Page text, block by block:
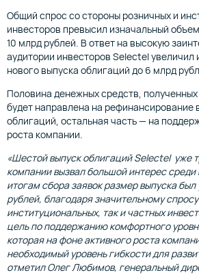
Общий спрос со стороны розничных и
инвесторов превысил изначальный
10 млрд рублей. В ответ на высокую
аудитории инвесторов Selectel увеличил
нового выпуска облигаций до 6 млрд
Половина денежных средств,
будет направлена на рефинансирование
облигаций, остальная часть — на
роста компании.
«Шестой выпуск облигаций Selectel уже
компании вызвал большой интерес среди
итогам сбора заявок размер выпуска
рублей, благодаря значительному
институциональных, так и частных
цель по поддержанию комфортного
которая на фоне активного роста
необходимый уровень гибкости для
отметил Олег Любимов, генеральный